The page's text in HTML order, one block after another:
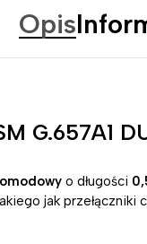
Opis
G.657A1
o długości
jak przełączniki